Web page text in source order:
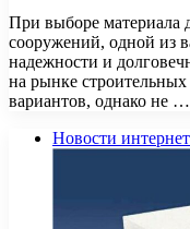
При выборе материала
сооружений, одной из
надежности и
на рынке
вариантов, однако не …
Новости